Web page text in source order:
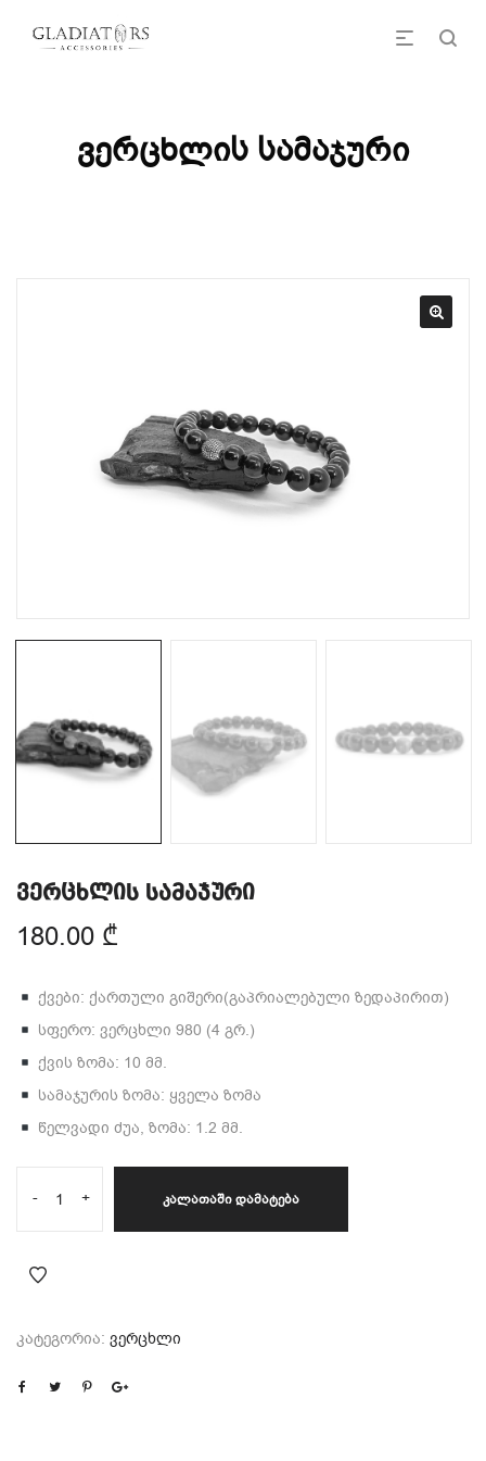
ვერცხლის სამაჯური
ვერცხლის სამაჯური
180.00 ₾
ქვები: ქართული გიშერი(გაპრიალებული ზედაპირით)
სფერო: ვერცხლი 980 (4 გრ.)
ქვის ზომა: 10 მმ.
სამაჯურის ზომა: ყველა ზომა
წელვადი ძუა, ზომა: 1.2 მმ.
- + ᲙᲐᲚᲐᲗᲐᲨᲘ ᲓᲐᲛᲐᲢᲔᲑᲐ
კატეგორია: ვერცხლი